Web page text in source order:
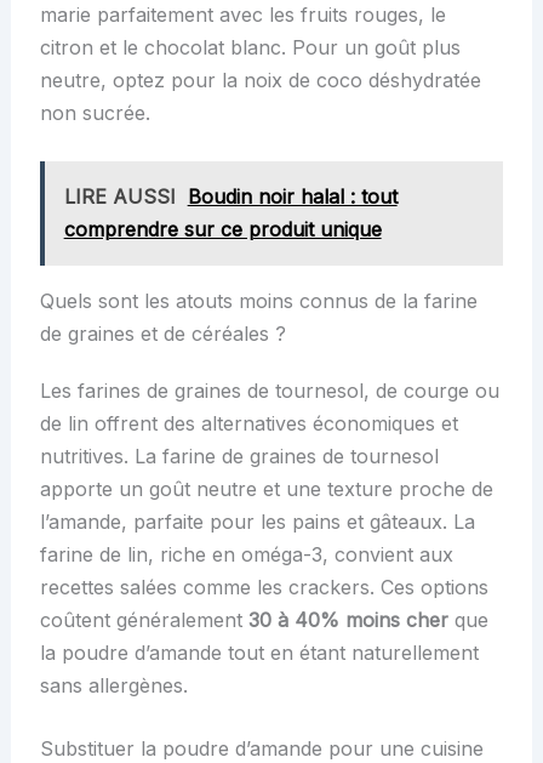
marie parfaitement avec les fruits rouges, le
citron et le chocolat blanc. Pour un goût plus
neutre, optez pour la noix de coco déshydratée
non sucrée.
LIRE AUSSI Boudin noir halal : tout
comprendre sur ce produit unique
Quels sont les atouts moins connus de la farine
de graines et de céréales ?
Les farines de graines de tournesol, de courge ou
de lin offrent des alternatives économiques et
nutritives. La farine de graines de tournesol
apporte un goût neutre et une texture proche de
l’amande, parfaite pour les pains et gâteaux. La
farine de lin, riche en oméga-3, convient aux
recettes salées comme les crackers. Ces options
coûtent généralement 30 à 40% moins cherque
la poudre d’amande tout en étant naturellement
sans allergènes.
Substituer la poudre d’amande pour une cuisine